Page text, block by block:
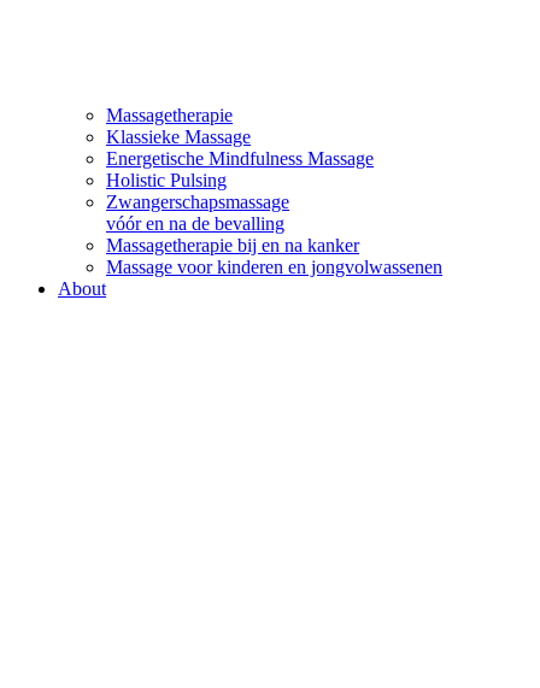
Massagetherapie
Klassieke Massage
Energetische Mindfulness Massage
Holistic Pulsing
Zwangerschapsmassage
vóór en na de bevalling
Massagetherapie bij en na kanker
Massage voor kinderen en jongvolwassenen
About